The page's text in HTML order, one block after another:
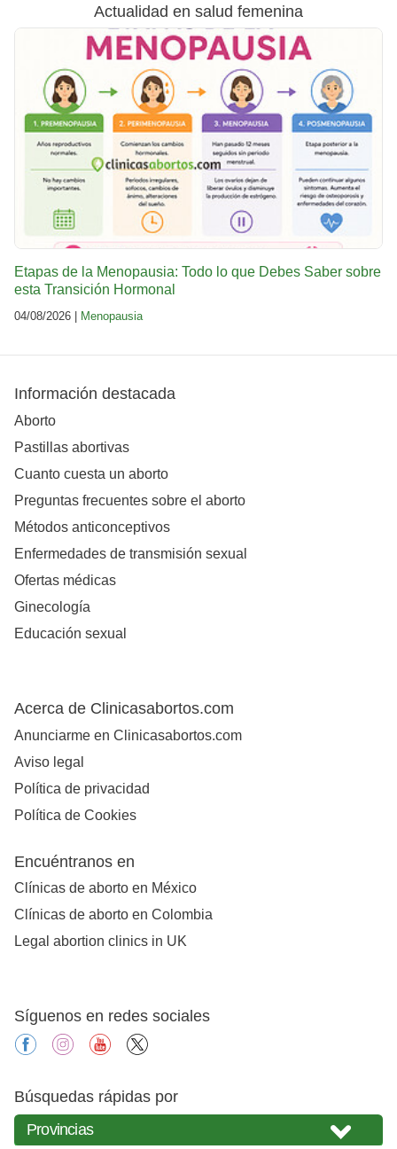
Actualidad en salud femenina
Etapas de la Menopausia: Todo lo que Debes Saber sobre
esta Transición Hormonal
04/08/2026 | Menopausia
Información destacada
Aborto
Pastillas abortivas
Cuanto cuesta un aborto
Preguntas frecuentes sobre el aborto
Métodos anticonceptivos
Enfermedades de transmisión sexual
Ofertas médicas
Ginecología
Educación sexual
Acerca de Clinicasabortos.com
Anunciarme en Clinicasabortos.com
Aviso legal
Política de privacidad
Política de Cookies
Encuéntranos en
Clínicas de aborto en México
Clínicas de aborto en Colombia
Legal abortion clinics in UK
Síguenos en redes sociales
facebookinstagramyoutube
Búsquedas rápidas por